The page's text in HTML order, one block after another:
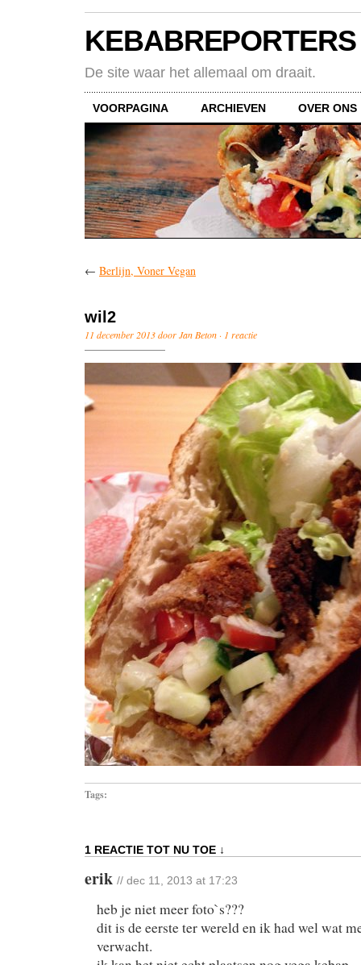
KEBABREPORTERS
De site waar het allemaal om draait.
VOORPAGINA ARCHIEVEN OVER ONS
← Berlijn, Voner Vegan
wil2
11 december 2013 door Jan Beton · 1 reactie
Tags:
1 REACTIE TOT NU TOE ↓
erik // dec 11, 2013 at 17:23
heb je niet meer foto`s???
dit is de eerste ter wereld en ik had wel wat
verwacht.